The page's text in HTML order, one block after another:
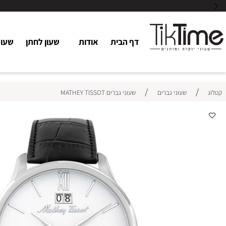
דף הבית אודות שעון לחתן שעוני
שעוני גברים / שעוני גברים MATHEY TISSOT